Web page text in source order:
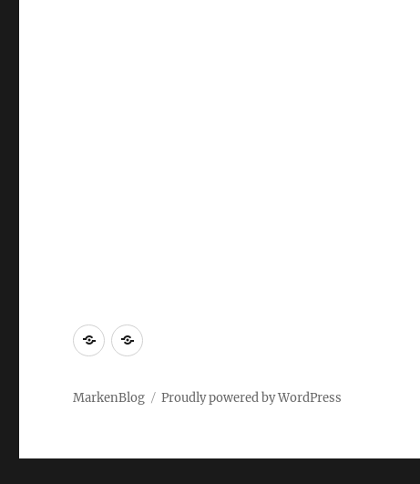
Markenrecherche
Gastbeiträge
MarkenBlog Proudly powered by WordPress